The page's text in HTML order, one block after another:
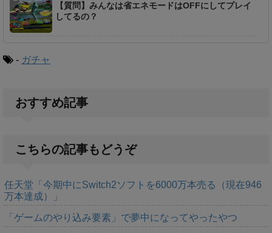
【質問】みんなは省エネモードはOFFにしてプレイ
してるの？
- ガチャ
おすすめ記事
こちらの記事もどうぞ
任天堂「今期中にSwitch2ソフトを6000万本売る（現在946
万本達成）」
「ゲームのやり込み要素」で夢中になってやったやつ